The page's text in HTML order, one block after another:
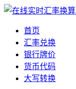
首页
汇率兑换
银行牌价
货币代码
大写转换